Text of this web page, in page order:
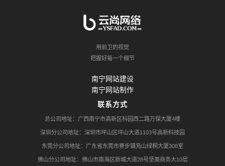
用前卫的视觉
把握好每一个细节
南宁网站建设
南宁网站制作
联系方式
总公司地址：广西南宁市高新区科园西二路万保大厦4楼
深圳分公司地址：深圳市坪山区坪山大道1103号高新科技园
东莞分公司地址：广东省东莞市寮步镇凫山绿桐大厦308室
佛山分公司地址：佛山市南海区新城大道28号坚美商务大10层